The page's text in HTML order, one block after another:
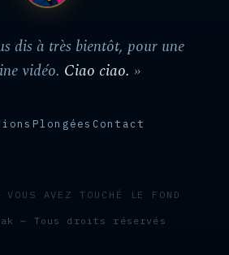
dis à très bientôt, pour une
vidéo. Ciao ciao. »
Plongées Contact
AVEZ TOUCHÉ LE FOND
— Tous droits réservés